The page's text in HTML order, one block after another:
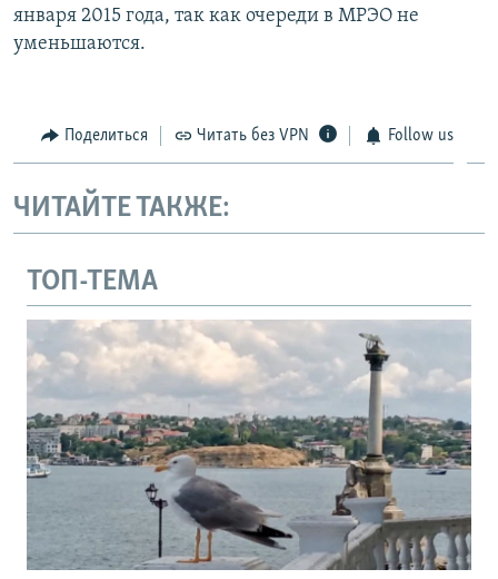
января 2015 года, так как очереди в МРЭО не
уменьшаются.
Поделиться Читать без VPN Follow us
ЧИТАЙТЕ ТАКЖЕ:
ТОП-ТЕМА